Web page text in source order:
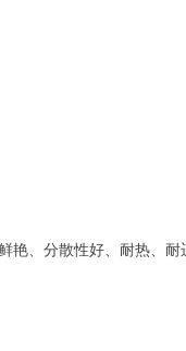
、分散性好、耐热、